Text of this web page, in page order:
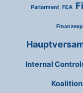
Parlarment FEA
Internal